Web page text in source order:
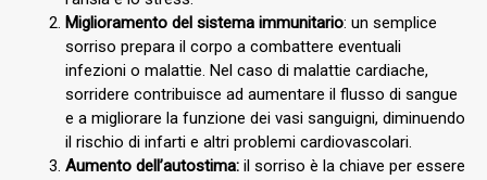
Miglioramento del sistema immunitario: un semplice
sorriso prepara il corpo a combattere eventuali
infezioni o malattie. Nel caso di malattie cardiache,
sorridere contribuisce ad aumentare il flusso di sangue
e a migliorare la funzione dei vasi sanguigni, diminuendo
il rischio di infarti e altri problemi cardiovascolari.
Aumento dell’autostima: il sorriso è la chiave per essere